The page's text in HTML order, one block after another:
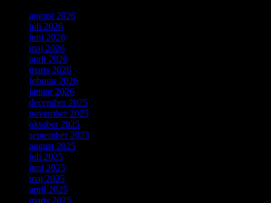
august 2026
juli 2026
juni 2026
maj 2026
april 2026
marts 2026
februar 2026
januar 2026
december 2025
november 2025
oktober 2025
september 2025
august 2025
juli 2025
juni 2025
maj 2025
april 2025
marts 2025